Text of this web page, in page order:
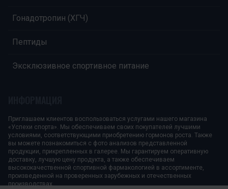
Гонадотропин (ХГЧ)
Пептиды
Эксклюзивное спортивное питание
Приглашаем клиентов воспользоваться услугами нашего магазина
«Успехи спорта». Мы обеспечиваем своих покупателей лучшими
условиями, соответствующими приобретению гормонов роста. Также
вы можете познакомиться с фото анализов представленной
продукции, прикрепленных в галерее. Мы гарантируем оперативную
доставку, лучшую цену продукта, а также обеспечиваем
высококачественной спортивной фармакологией в ассортименте,
произведенной на проверенных зарубежных и отечественных
производствах.